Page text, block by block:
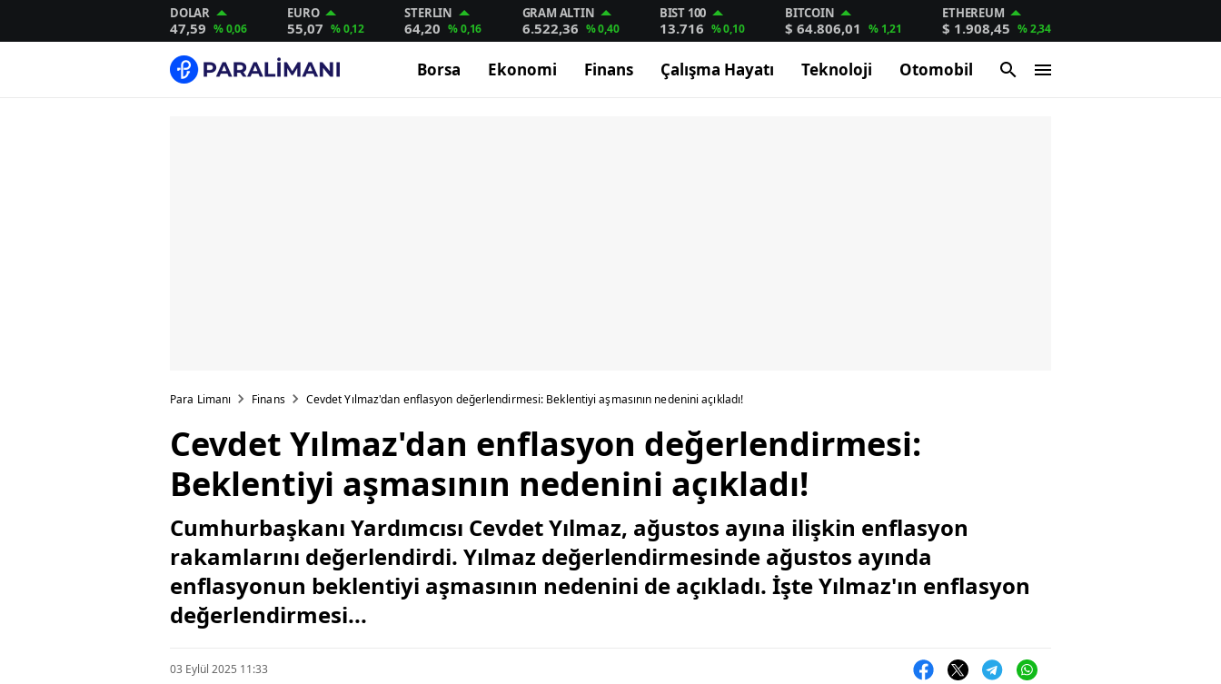
DOLAR
47,59 % 0,06
EURO
55,07 % 0,12
STERLIN
64,20 % 0,16
GRAM ALTIN
6.522,36 % 0,40
BIST 100
13.716 % 0,10
BITCOIN
$ 64.806,01 % 1,21
ETHEREUM
$ 1.908,45 % 2,34
Borsa Ekonomi Finans Çalışma Hayatı Teknoloji Otomobil
Para Limanı Finans Cevdet Yılmaz'dan enflasyon değerlendirmesi: Beklentiyi aşmasının nedenini açıkladı!
Cevdet Yılmaz'dan enflasyon değerlendirmesi:
Beklentiyi aşmasının nedenini açıkladı!
Cumhurbaşkanı Yardımcısı Cevdet Yılmaz, ağustos ayına ilişkin enflasyon
rakamlarını değerlendirdi. Yılmaz değerlendirmesinde ağustos ayında
enflasyonun beklentiyi aşmasının nedenini de açıkladı. İşte Yılmaz'ın enflasyon
değerlendirmesi...
03 Eylül 2025 11:33